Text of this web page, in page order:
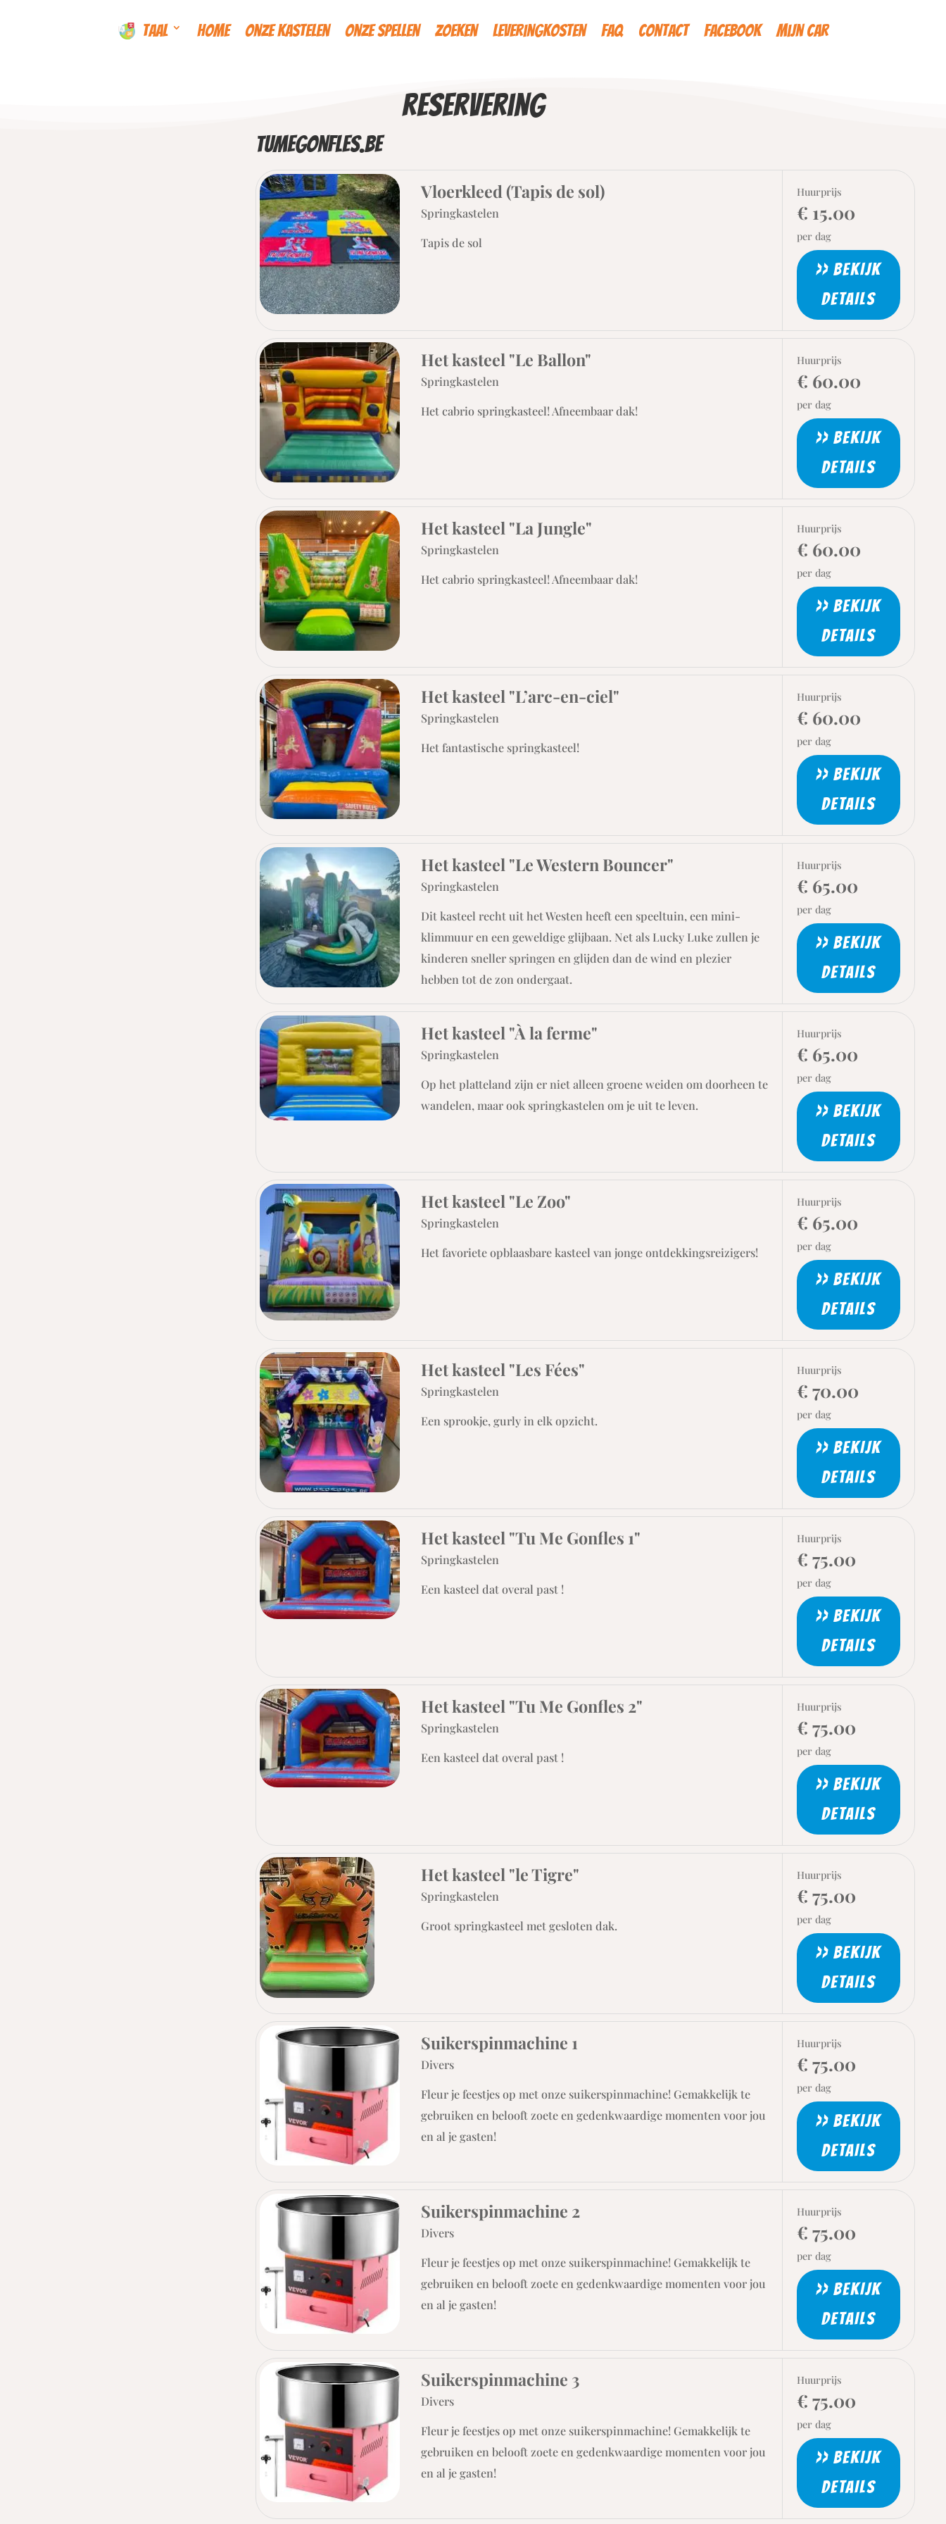
Taal Home Onze kastelen Onze spellen Zoeken Leveringkosten FAQ Contact Facebook Mijn car
reservering
TuMeGonfles.be
Vloerkleed (Tapis de sol)
Springkastelen
Tapis de sol
Huurprijs
€ 15.00
per dag
>> BEKIJK
DETAILS
Het kasteel "Le Ballon"
Springkastelen
Het cabrio springkasteel! Afneembaar dak!
Huurprijs
€ 60.00
per dag
>> BEKIJK
DETAILS
Het kasteel "La Jungle"
Springkastelen
Het cabrio springkasteel! Afneembaar dak!
Huurprijs
€ 60.00
per dag
>> BEKIJK
DETAILS
Het kasteel "L’arc-en-ciel"
Springkastelen
Het fantastische springkasteel!
Huurprijs
€ 60.00
per dag
>> BEKIJK
DETAILS
Het kasteel "Le Western Bouncer"
Springkastelen
Dit kasteel recht uit het Westen heeft een speeltuin, een mini-
klimmuur en een geweldige glijbaan. Net als Lucky Luke zullen je
kinderen sneller springen en glijden dan de wind en plezier
hebben tot de zon ondergaat.
Huurprijs
€ 65.00
per dag
>> BEKIJK
DETAILS
Het kasteel "À la ferme"
Springkastelen
Op het platteland zijn er niet alleen groene weiden om doorheen te
wandelen, maar ook springkastelen om je uit te leven.
Huurprijs
€ 65.00
per dag
>> BEKIJK
DETAILS
Het kasteel "Le Zoo"
Springkastelen
Het favoriete opblaasbare kasteel van jonge ontdekkingsreizigers!
Huurprijs
€ 65.00
per dag
>> BEKIJK
DETAILS
Het kasteel "Les Fées"
Springkastelen
Een sprookje, gurly in elk opzicht.
Huurprijs
€ 70.00
per dag
>> BEKIJK
DETAILS
Het kasteel "Tu Me Gonfles 1"
Springkastelen
Een kasteel dat overal past !
Huurprijs
€ 75.00
per dag
>> BEKIJK
DETAILS
Het kasteel "Tu Me Gonfles 2"
Springkastelen
Een kasteel dat overal past !
Huurprijs
€ 75.00
per dag
>> BEKIJK
DETAILS
Het kasteel "le Tigre"
Springkastelen
Groot springkasteel met gesloten dak.
Huurprijs
€ 75.00
per dag
>> BEKIJK
DETAILS
Suikerspinmachine 1
Divers
Fleur je feestjes op met onze suikerspinmachine! Gemakkelijk te
gebruiken en belooft zoete en gedenkwaardige momenten voor jou
en al je gasten!
Huurprijs
€ 75.00
per dag
>> BEKIJK
DETAILS
Suikerspinmachine 2
Divers
Fleur je feestjes op met onze suikerspinmachine! Gemakkelijk te
gebruiken en belooft zoete en gedenkwaardige momenten voor jou
en al je gasten!
Huurprijs
€ 75.00
per dag
>> BEKIJK
DETAILS
Suikerspinmachine 3
Divers
Fleur je feestjes op met onze suikerspinmachine! Gemakkelijk te
gebruiken en belooft zoete en gedenkwaardige momenten voor jou
en al je gasten!
Huurprijs
€ 75.00
per dag
>> BEKIJK
DETAILS